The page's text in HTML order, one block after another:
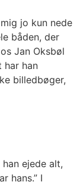
jo kun nede
båden, der
Jan Oksbøl
har han
billedbøger,
ejede alt,
hans.” I